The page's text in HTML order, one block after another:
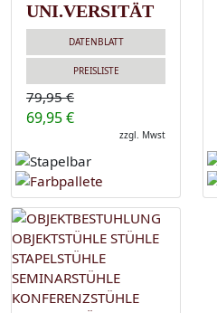
UNI.VERSITÄT
DATENBLATT
PREISLISTE
79,95 €
69,95 €
zzgl. Mwst